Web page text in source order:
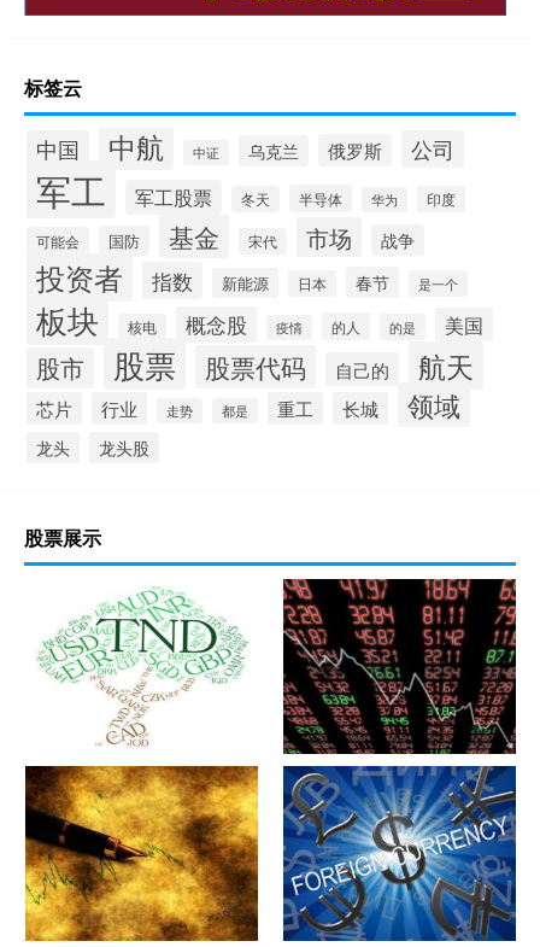
标签云
中国 中航 中证 乌克兰 俄罗斯 公司
军工 军工股票 冬天 半导体 华为 印度
可能会 国防 基金 宋代 市场 战争
投资者 指数 新能源 日本 春节 是一个
板块 核电 概念股 疫情 的人 的是 美国
股市 股票 股票代码 自己的 航天
芯片 行业 走势 都是 重工 长城 领域
龙头 龙头股
股票展示
军工股[中简科技](300777)的公
司详细资料
军工股[上海瀚讯](300762)的公
司详细资料